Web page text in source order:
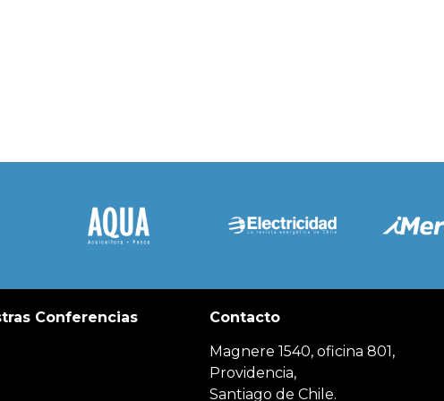
Conferencias Contacto
Magnere 1540, oficina 801,
Providencia,
Santiago de Chile.